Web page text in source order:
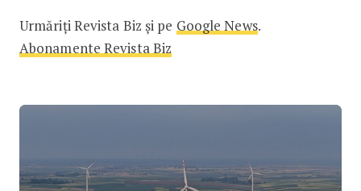
Urmăriți Revista Biz și pe Google News.
Abonamente Revista Biz